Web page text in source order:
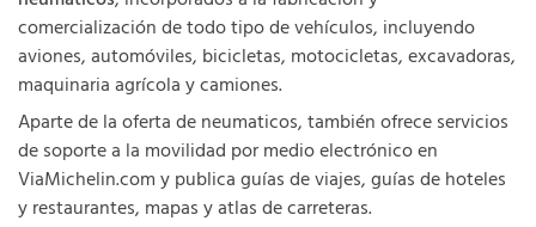
comercialización de todo tipo de vehículos, incluyendo
aviones, automóviles, bicicletas, motocicletas, excavadoras,
maquinaria agrícola y camiones.
Aparte de la oferta de neumaticos, también ofrece servicios
de soporte a la movilidad por medio electrónico en
ViaMichelin.com y publica guías de viajes, guías de hoteles
y restaurantes, mapas y atlas de carreteras.